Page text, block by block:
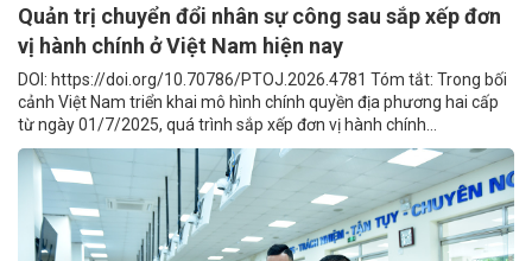
Quản trị chuyển đổi nhân sự công sau sắp xếp đơn
vị hành chính ở Việt Nam hiện nay
DOI: https://doi.org/10.70786/PTOJ.2026.4781 Tóm tắt: Trong bối
cảnh Việt Nam triển khai mô hình chính quyền địa phương hai cấp
từ ngày 01/7/2025, quá trình sắp xếp đơn vị hành chính...